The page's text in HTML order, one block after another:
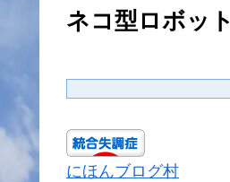
ネコ型ロボット
にほんブログ村